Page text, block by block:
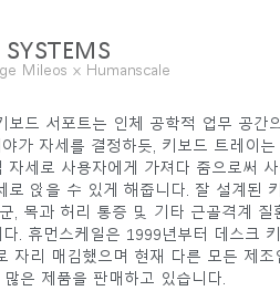
Mileos x Humanscale
보드 서포트는 인체 공학적 업무 공간
가 자세를 결정하듯, 키보드 트레이
자세로 사용자에게 가져다 줌으로써
로 앉을 수 있게 해줍니다. 잘 설계된
, 목과 허리 통증 및 기타 근골격계 질
. 휴먼스케일은 1999년부터 데스크
자리 매김했으며 현재 다른 모든 제조
은 제품을 판매하고 있습니다.